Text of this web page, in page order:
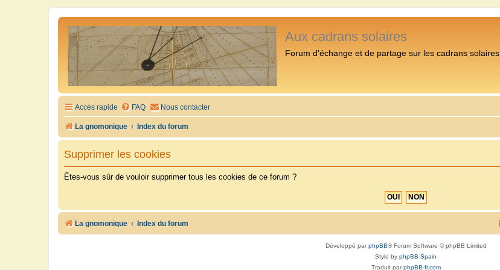
Aux cadrans solaires
Forum d'échange et de partage sur les cadrans solaires
Accès rapide FAQ Nous contacter
La gnomonique Index du forum
Supprimer les cookies
Êtes-vous sûr de vouloir supprimer tous les cookies de ce forum ?
La gnomonique Index du forum
Développé parphpBB® Forum Software © phpBB Limited
Style by phpBB Spain
Traduit parphpBB-fr.com